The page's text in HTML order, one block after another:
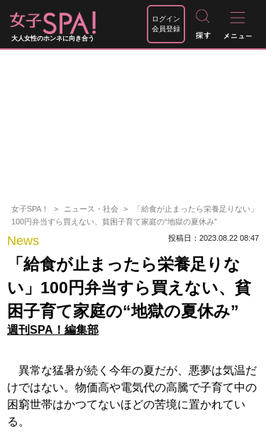
大人女性のホンネに向き合う
ログイン
会員登録
女子SPA！ ニュース・社会
「給食が止まったら栄養足りない」
100円弁当すら買えない、貧困子育て家庭の“地獄の夏休み”
News 投稿日：2023.08.22 08:47
「給食が止まったら栄養足りな
い」100円弁当すら買えない、貧
困子育て家庭の“地獄の夏休み”
週刊SPA！編集部
異常な猛暑が続く今年の夏だが、悪夢は気温だ
けではない。物価高や電気代の高騰で子育て中の
困窮世帯はかつてないほどの苦境に置かれてい
る。